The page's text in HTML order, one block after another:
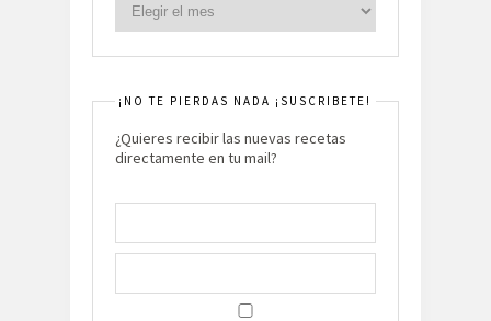
¡NO TE PIERDAS NADA ¡SUSCRIBETE!
¿Quieres recibir las nuevas recetas
directamente en tu mail?